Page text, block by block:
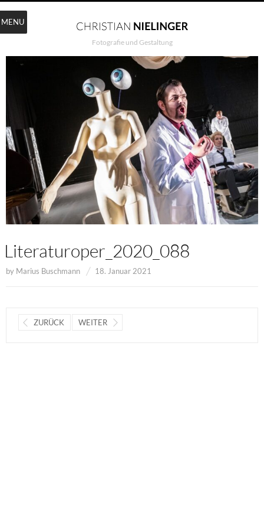
Fotografie und Gestaltung
Literaturoper_2020_088
by Marius Buschmann 18. Januar 2021
ZURÜCK WEITER
MENU